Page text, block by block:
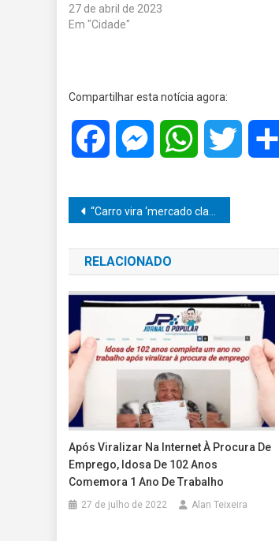
27 de abril de 2023
Em "Cidade"
Compartilhar esta notícia agora:
Facebook MessengerWhatsAppTwitter
Navegação
de
Post
“Carro vira ‘mercado clandestino’ na Castello Branco: picanha, café e azeite revelam furto de mais de 400 itens”
RELACIONADO
Após Viralizar Na Internet À Procura De
Emprego, Idosa De 102 Anos
Comemora 1 Ano De Trabalho
27 de julho de 2022 Alan Teixeira